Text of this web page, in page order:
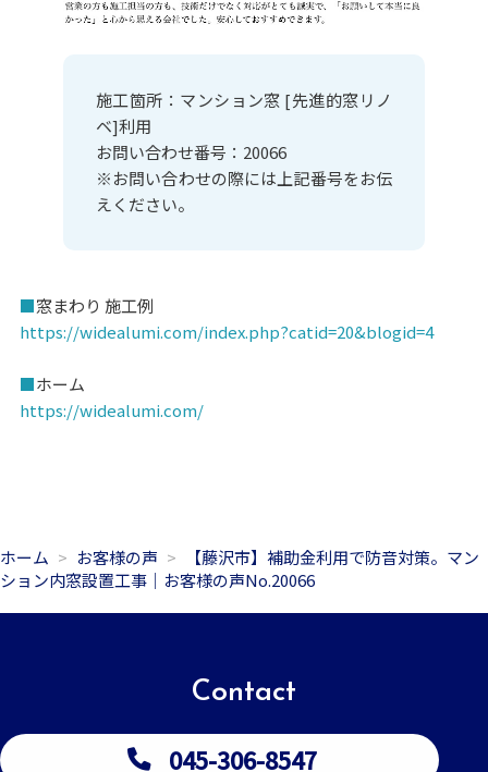
施工箇所：マンション窓 [先進的窓リノ
ベ]利用
お問い合わせ番号：20066
※お問い合わせの際には上記番号をお伝
えください。
■窓まわり 施工例
https://widealumi.com/index.php?catid=20&blogid=4
■ホーム
https://widealumi.com/
ホーム お客様の声
【藤沢市】補助金利用で防音対策。マン
ション内窓設置工事｜お客様の声No.20066
Contact
045-306-8547